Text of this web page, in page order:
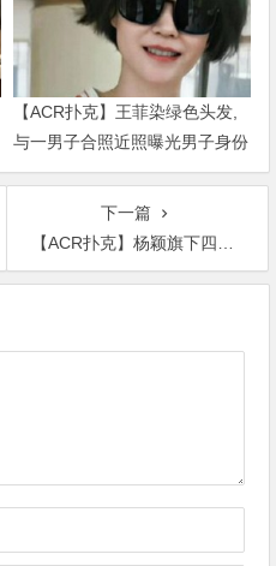
【ACR扑克】王菲染绿色头发,
与一男子合照近照曝光男子身份
被扒出
下一篇
【ACR扑克】杨颖旗下四字艺人, anglababy旗下艺人还有他万万没想到！